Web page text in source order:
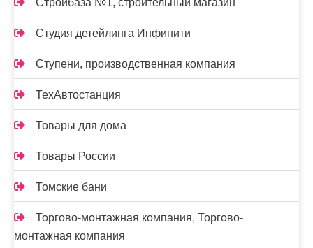
Стройбаза №1, строительный магазин
Студия детейлинга Инфинити
Ступени, производственная компания
ТехАвтостанция
Товары для дома
Товары России
Томские бани
Торгово-монтажная компания, Торгово-
монтажная компания